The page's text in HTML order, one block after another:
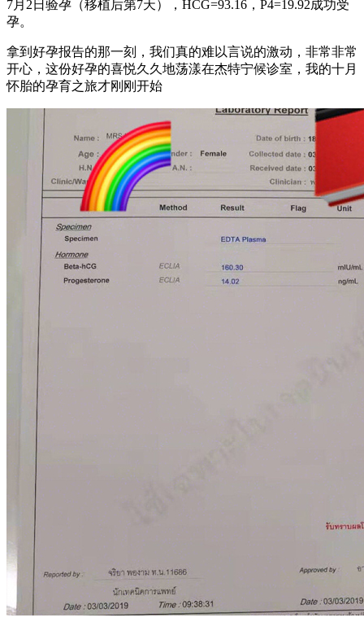
7月2日验孕（移植后第7天），HCG=93.16，P4=19.92成功受
孕。
拿到好孕报告的那一刻，我们真的难以言说的激动，非常非常
开心，这份好孕的喜悦久久地荡漾在杰特宁候诊室，我的十月
怀胎的孕育之旅才刚刚开始